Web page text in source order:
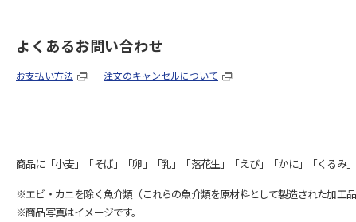
よくあるお問い合わせ
お支払い方法 注文のキャンセルについて
商品に「小麦」「そば」「卵」「乳」「落花生」「えび」「かに」「くるみ
※エビ・カニを除く魚介類（これらの魚介類を原材料として製造された加工
※商品写真はイメージです。